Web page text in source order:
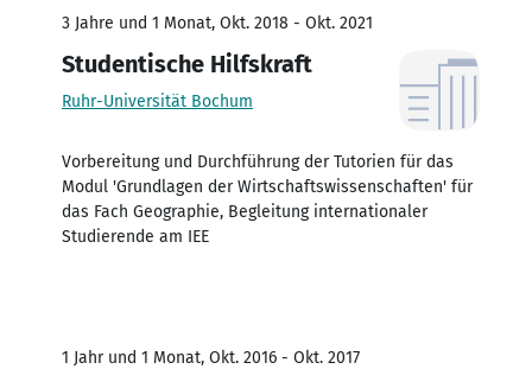
3 Jahre und 1 Monat, Okt. 2018 - Okt. 2021
Studentische Hilfskraft
Ruhr-Universität Bochum
Vorbereitung und Durchführung der Tutorien für das
Modul 'Grundlagen der Wirtschaftswissenschaften' für
das Fach Geographie, Begleitung internationaler
Studierende am IEE
1 Jahr und 1 Monat, Okt. 2016 - Okt. 2017